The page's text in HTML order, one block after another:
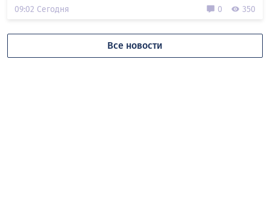
09:02 Сегодня 0 350
Все новости